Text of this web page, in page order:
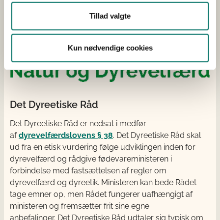
Tillad valgte
Kun nødvendige cookies
Det Dyreetiske Råd
Det Dyreetiske Råd er nedsat i medfør
afdyrevelfærdslovens § 38. Det Dyreetiske Råd skal
ud fra en etisk vurdering følge udviklingen inden for
dyrevelfærd og rådgive fødevareministeren i
forbindelse med fastsættelsen af regler om
dyrevelfærd og dyreetik. Ministeren kan bede Rådet
tage emner op, men Rådet fungerer uafhængigt af
ministeren og fremsætter frit sine egne
anbefalinger. Det Dyreetiske Råd udtaler sig typisk om